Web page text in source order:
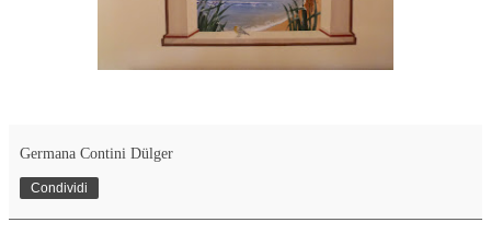
Germana Contini Dülger
Condividi